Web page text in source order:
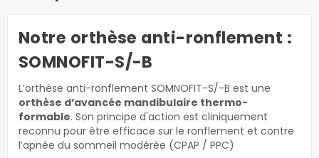
Notre orthèse anti-ronflement :
SOMNOFIT-S/-B
L’orthèse anti-ronflement SOMNOFIT-S/-B est une
orthèse d’avancée mandibulaire thermo-
formable. Son principe d'action est cliniquement
reconnu pour être efficace sur le ronflement et contre
l’apnée du sommeil modérée (CPAP / PPC)